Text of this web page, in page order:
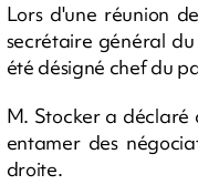
Lors d'une réunion
secrétaire général
été désigné chef du
M. Stocker a
entamer des
droite.